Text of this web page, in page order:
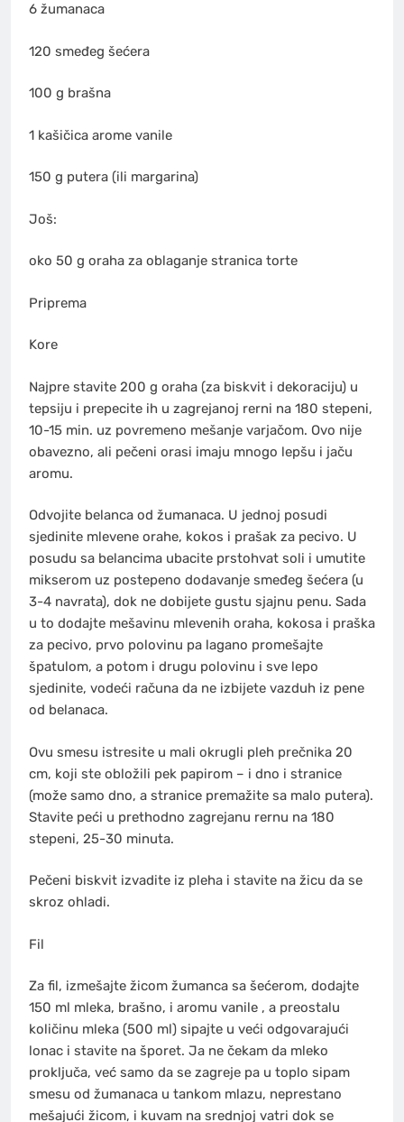
6 žumanaca
120 smeđeg šećera
100 g brašna
1 kašičica arome vanile
150 g putera (ili margarina)
Još:
oko 50 g oraha za oblaganje stranica torte
Priprema
Kore
Najpre stavite 200 g oraha (za biskvit i dekoraciju) u
tepsiju i prepecite ih u zagrejanoj rerni na 180 stepeni,
10-15 min. uz povremeno mešanje varjačom. Ovo nije
obavezno, ali pečeni orasi imaju mnogo lepšu i jaču
aromu.
Odvojite belanca od žumanaca. U jednoj posudi
sjedinite mlevene orahe, kokos i prašak za pecivo. U
posudu sa belancima ubacite prstohvat soli i umutite
mikserom uz postepeno dodavanje smeđeg šećera (u
3-4 navrata), dok ne dobijete gustu sjajnu penu. Sada
u to dodajte mešavinu mlevenih oraha, kokosa i praška
za pecivo, prvo polovinu pa lagano promešajte
špatulom, a potom i drugu polovinu i sve lepo
sjedinite, vodeći računa da ne izbijete vazduh iz pene
od belanaca.
Ovu smesu istresite u mali okrugli pleh prečnika 20
cm, koji ste obložili pek papirom – i dno i stranice
(može samo dno, a stranice premažite sa malo putera).
Stavite peći u prethodno zagrejanu rernu na 180
stepeni, 25-30 minuta.
Pečeni biskvit izvadite iz pleha i stavite na žicu da se
skroz ohladi.
Fil
Za fil, izmešajte žicom žumanca sa šećerom, dodajte
150 ml mleka, brašno, i aromu vanile , a preostalu
količinu mleka (500 ml) sipajte u veći odgovarajući
lonac i stavite na šporet. Ja ne čekam da mleko
proključa, već samo da se zagreje pa u toplo sipam
smesu od žumanaca u tankom mlazu, neprestano
mešajući žicom, i kuvam na srednjoj vatri dok se